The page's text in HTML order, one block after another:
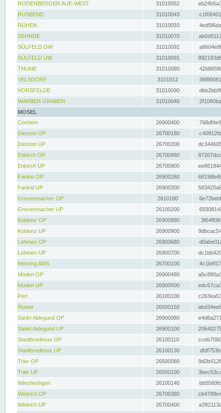
RODENBERGER AUE-WEST
31010052
RUSBEND
31010043
RÜHEN
31010093
SEHNDE
31010070
SÜLFELD OW
31010092
SÜLFELD UW
31010091
THUNE
31010080
VELSDORF
3101012
VORSFELDE
31010090
WARBER GRABEN
31010040
MOSEL
Cochem
26900400
Detzem OP
26700180
Detzem UP
26700200
Enkirch OP
26700880
Enkirch UP
26700900
Fankel OP
26900280
Fankel UP
26900300
Grevenmacher OP
2610180
Grevenmacher UP
26100200
Koblenz OP
26900880
Koblenz UP
26900900
Lehmen OP
26900680
Lehmen UP
26900700
Mehring AMS
26700100
Müden OP
26900480
Müden UP
26900500
Perl
26100100
Ruwer
26500150
Sankt Aldegund OP
26900080
Sankt Aldegund UP
26900100
Stadtbredimus OP
26100110
Stadtbredimus UP
26100130
Trier OP
26500080
Trier UP
26500100
Wincheringen
26100140
Wintrich OP
26700380
Wintrich UP
26700400